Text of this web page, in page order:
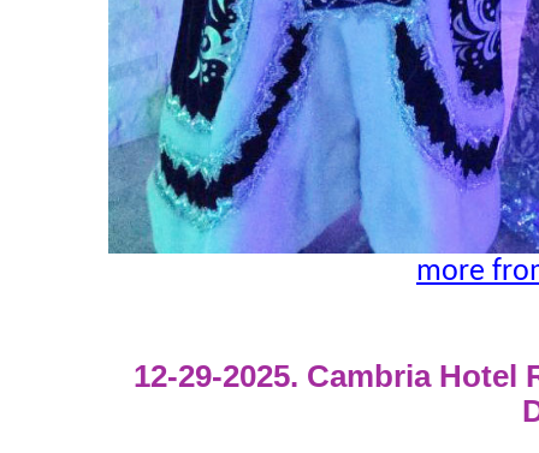
more
12-29-2025. Cambria